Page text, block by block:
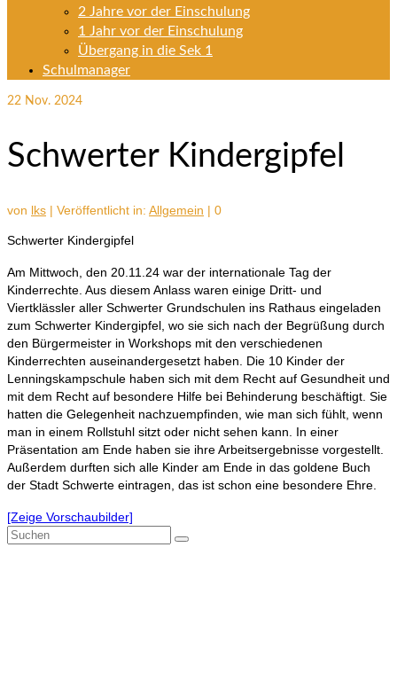
2 Jahre vor der Einschulung
1 Jahr vor der Einschulung
Übergang in die Sek 1
Schulmanager
22 Nov. 2024
Schwerter Kindergipfel
von lks | Veröffentlicht in: Allgemein | 0
Schwerter Kindergipfel
Am Mittwoch, den 20.11.24 war der internationale Tag der
Kinderrechte. Aus diesem Anlass waren einige Dritt- und
Viertklässler aller Schwerter Grundschulen ins Rathaus eingeladen
zum Schwerter Kindergipfel, wo sie sich nach der Begrüßung durch
den Bürgermeister in Workshops mit den verschiedenen
Kinderrechten auseinandergesetzt haben. Die 10 Kinder der
Lenningskampschule haben sich mit dem Recht auf Gesundheit und
mit dem Recht auf besondere Hilfe bei Behinderung beschäftigt. Sie
hatten die Gelegenheit nachzuempfinden, wie man sich fühlt, wenn
man in einem Rollstuhl sitzt oder nicht sehen kann. In einer
Präsentation am Ende haben sie ihre Arbeitsergebnisse vorgestellt.
Außerdem durften sich alle Kinder am Ende in das goldene Buch
der Stadt Schwerte eintragen, das ist schon eine besondere Ehre.
[Zeige Vorschaubilder]
Suchen